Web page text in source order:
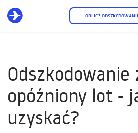
OBLICZ
Odszkodowanie
opóźniony lot -
uzyskać?